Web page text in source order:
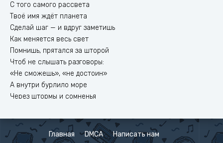
С того самого рассвета
Твоё имя ждёт планета
Сделай шаг — и вдруг заметишь
Как меняется весь свет
Помнишь, прятался за шторой
Чтоб не слышать разговоры:
«Не сможешь», «не достоин»
А внутри бурлило море
Через штормы и сомненья
Просто закрывая двери
Перед теми, кто не верил
Главная DMCA Написать нам